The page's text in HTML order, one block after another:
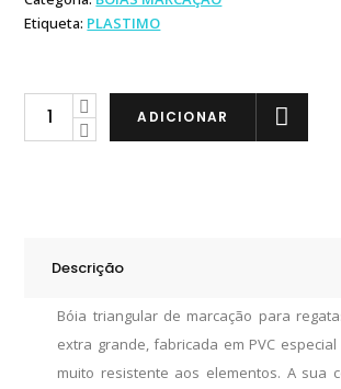
Etiqueta: PLASTIMO
Plastimo
ADICIONAR
Descrição
Bóia triangular de marcação para
extra grande, fabricada em PVC especial
muito resistente aos elementos. A sua